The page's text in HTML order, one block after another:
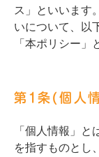
ス」といいます
いについて、以
「本ポリシー」
第1条(個人
「個人情報」と
を指すものとし